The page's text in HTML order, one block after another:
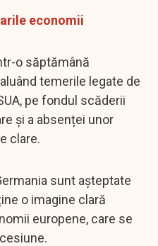
economii
o săptămână
temerile legate de
pe fondul scăderii
și a absenței unor
clare.
sunt așteptate
o imagine clară
europene, care se